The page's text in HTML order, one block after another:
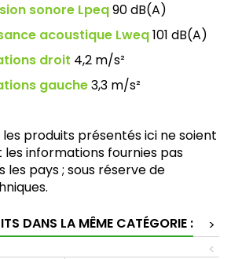
sonore Lpeq90 dB(A)
acoustique Lweq101 dB(A)
droit 4,2 m/s²
gauche3,3 m/s²
produits présentés ici ne soient
les informations fournies pas
les pays ; sous réserve de
DANS LA MÊME CATÉGORIE :
>
<